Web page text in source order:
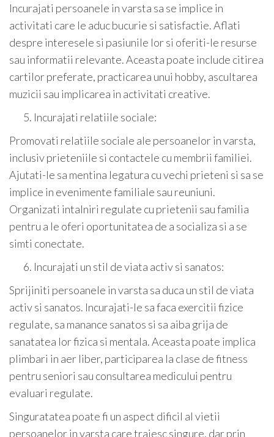
Incurajati persoanele in varsta sa se implice in
activitati care le aduc bucurie si satisfactie. Aflati
despre interesele si pasiunile lor si oferiti-le resurse
sau informatii relevante. Aceasta poate include citirea
cartilor preferate, practicarea unui hobby, ascultarea
muzicii sau implicarea in activitati creative.
Incurajati relatiile sociale:
Promovati relatiile sociale ale persoanelor in varsta,
inclusiv prieteniile si contactele cu membrii familiei.
Ajutati-le sa mentina legatura cu vechi prieteni si sa se
implice in evenimente familiale sau reuniuni.
Organizati intalniri regulate cu prietenii sau familia
pentru a le oferi oportunitatea de a socializa si a se
simti conectate.
Incurajati un stil de viata activ si sanatos:
Sprijiniti persoanele in varsta sa duca un stil de viata
activ si sanatos. Incurajati-le sa faca exercitii fizice
regulate, sa manance sanatos si sa aiba grija de
sanatatea lor fizica si mentala. Aceasta poate implica
plimbari in aer liber, participarea la clase de fitness
pentru seniori sau consultarea medicului pentru
evaluari regulate.
Singuratatea poate fi un aspect dificil al vietii
persoanelor in varsta care traiesc singure, dar prin